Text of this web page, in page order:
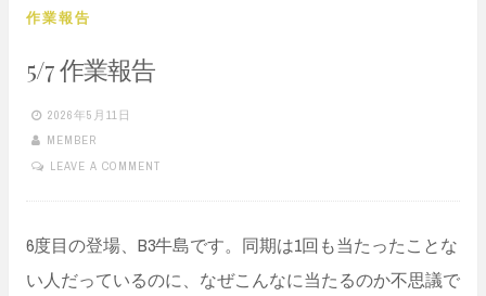
作業報告
5/7 作業報告
2026年5月11日
MEMBER
LEAVE A COMMENT
6度目の登場、B3牛島です。同期は1回も当たったことな
い人だっているのに、なぜこんなに当たるのか不思議で